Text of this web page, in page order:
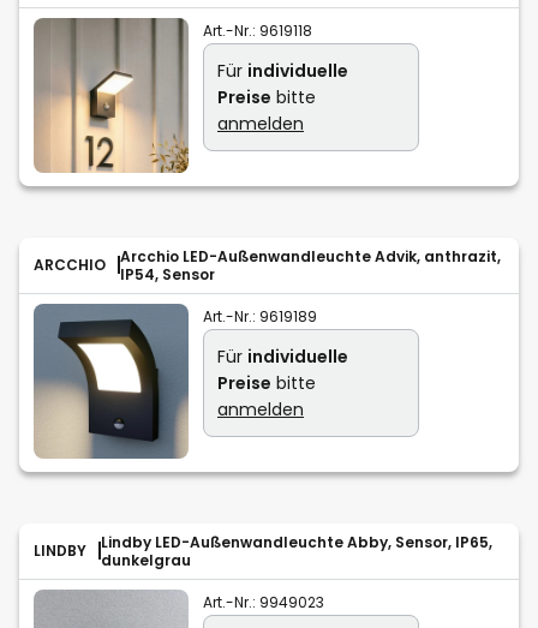
Art.-Nr.: 9619118
Für individuelle
Preise bitte
anmelden
ARCCHIO
Arcchio LED-Außenwandleuchte Advik, anthrazit,
IP54, Sensor
Art.-Nr.: 9619189
Für individuelle
Preise bitte
anmelden
LINDBY
Lindby LED-Außenwandleuchte Abby, Sensor, IP65,
dunkelgrau
Art.-Nr.: 9949023